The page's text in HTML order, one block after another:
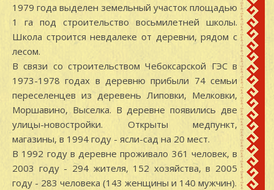
1979 года выделен земельный участок площадью
1 га под строительство восьмилетней школы.
Школа строится невдалеке от деревни, рядом с
лесом.
В связи со строительством Чебоксарской ГЭС в
1973-1978 годах в деревню прибыли 74 семьи
переселенцев из деревень Липовки, Мелковки,
Моршавино, Выселка. В деревне появились две
улицы-новостройки. Открыты медпункт,
магазины, в 1994 году - ясли-сад на 20 мест.
В 1992 году в деревне проживало 361 человек, в
2003 году - 294 жителя, 152 хозяйства, в 2005
году - 283 человека (143 женщины и 140 мужчин).